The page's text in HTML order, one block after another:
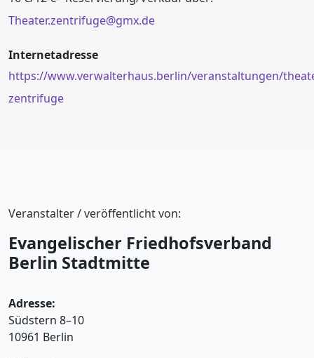
Theater.zentrifuge@gmx.de
Internetadresse
https://www.verwalterhaus.berlin/veranstaltungen/
zentrifuge
Veranstalter / veröffentlicht von:
Evangelischer Friedhofsverband
Berlin Stadtmitte
Adresse:
Südstern 8–10
10961 Berlin